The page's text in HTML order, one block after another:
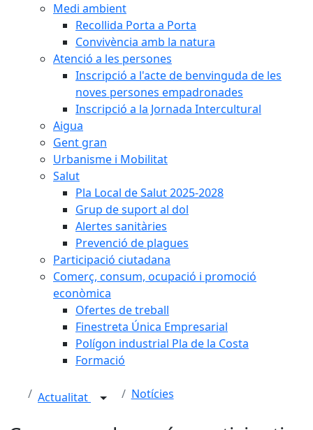
Medi ambient
Recollida Porta a Porta
Convivència amb la natura
Atenció a les persones
Inscripció a l'acte de benvinguda de les
noves persones empadronades
Inscripció a la Jornada Intercultural
Aigua
Gent gran
Urbanisme i Mobilitat
Salut
Pla Local de Salut 2025-2028
Grup de suport al dol
Alertes sanitàries
Prevenció de plagues
Participació ciutadana
Comerç, consum, ocupació i promoció
econòmica
Ofertes de treball
Finestreta Única Empresarial
Polígon industrial Pla de la Costa
Formació
Actualitat Notícies